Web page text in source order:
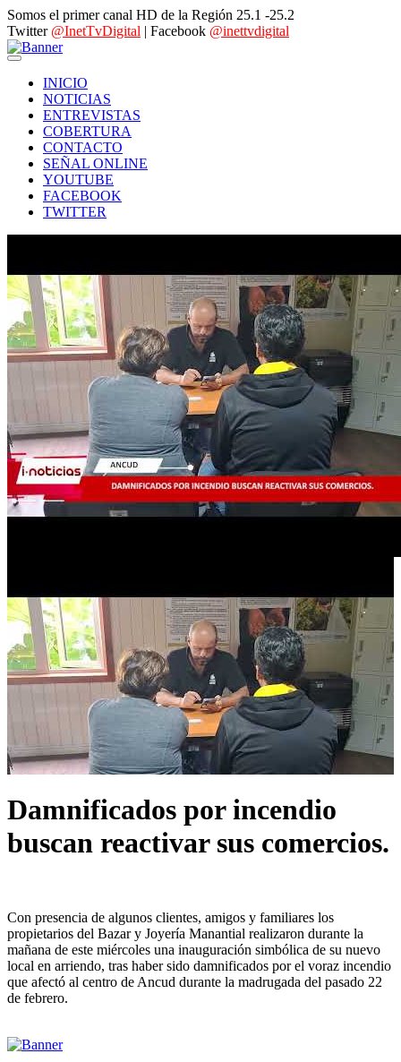
Somos el primer canal HD de la Región 25.1 -25.2
Twitter @InetTvDigital | Facebook @inettvdigital
INICIO
NOTICIAS
ENTREVISTAS
COBERTURA
CONTACTO
SEÑAL ONLINE
YOUTUBE
FACEBOOK
TWITTER
Damnificados por incendio
buscan reactivar sus comercios.
Con presencia de algunos clientes, amigos y familiares los
propietarios del Bazar y Joyería Manantial realizaron durante la
mañana de este miércoles una inauguración simbólica de su nuevo
local en arriendo, tras haber sido damnificados por el voraz incendio
que afectó al centro de Ancud durante la madrugada del pasado 22
de febrero.